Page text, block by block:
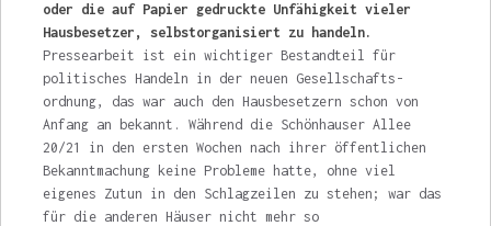
oder die auf Papier gedruckte Unfähigkeit vieler
Hausbesetzer, selbstorganisiert zu handeln.
Pressearbeit ist ein wichtiger Bestandteil für
politisches Handeln in der neuen Gesellschafts­
ordnung, das war auch den Hausbesetzern schon von
Anfang an bekannt. Während die Schönhauser Allee
20/21 in den ersten Wochen nach ihrer öffentlichen
Bekanntmachung keine Probleme hatte, ohne viel
eigenes Zutun in den Schlagzeilen zu stehen; war das
für die anderen Häuser nicht mehr so